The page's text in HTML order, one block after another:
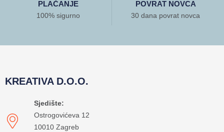
PLAĆANJE
100% sigurno
POVRAT NOVCA
30 dana povrat novca
KREATIVA D.O.O.
Sjedište:
Ostrogovićeva 12
10010 Zagreb